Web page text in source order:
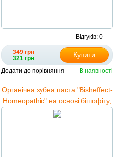
Відгуків: 0
349 грн
321 грн
Купити
Додати до порівняння В наявності
Органічна зубна паста "Bisheffect-
Homeopathic" на основі бішофіту,
75 ml